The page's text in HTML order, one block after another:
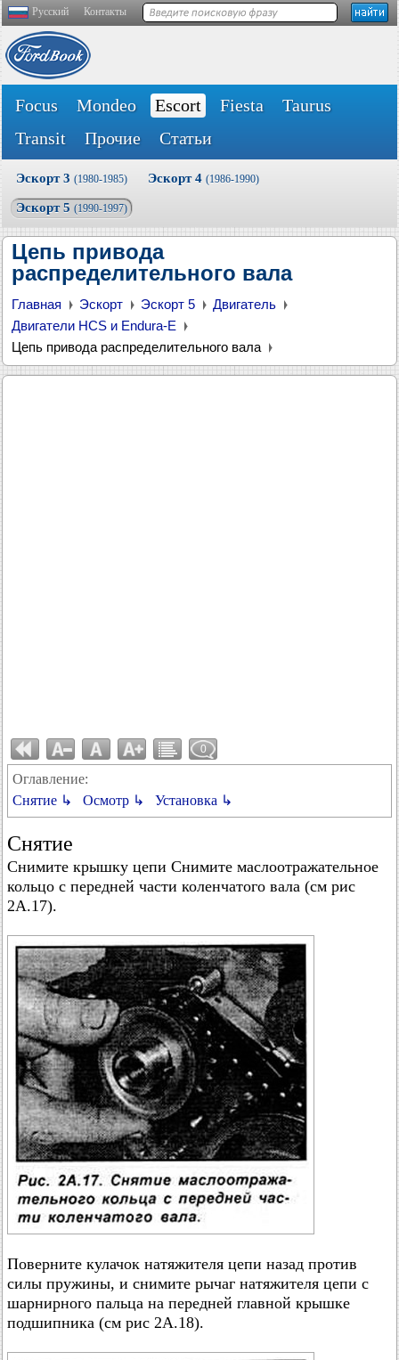
Русский Контакты
Focus Mondeo Escort Fiesta
Taurus
Transit
Прочие Статьи
Эскорт 3 (1980-1985) Эскорт 4 (1986-1990)
Эскорт 5 (1990-1997)
Цепь привода
распределительного вала
Главная Эскорт Эскорт 5
Двигатель
Двигатели HCS и Endura-E
Цепь привода распределительного вала
0
Оглавление:
Снятие ↳
Осмотр ↳ Установка ↳
Снятие
Снимите крышку цепи Снимите маслоотражательное
кольцо с передней части коленчатого вала (см рис
2А.17).
Поверните кулачок натяжителя цепи назад против
силы пружины, и снимите рычаг натяжителя цепи с
шарнирного пальца на передней главной крышке
подшипника (см рис 2А.18).